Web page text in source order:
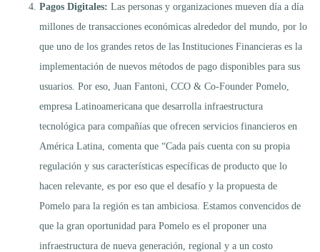
Pagos Digitales: Las personas y organizaciones mueven día a día
millones de transacciones económicas alrededor del mundo, por lo
que uno de los grandes retos de las Instituciones Financieras es la
implementación de nuevos métodos de pago disponibles para sus
usuarios. Por eso, Juan Fantoni, CCO & Co-Founder Pomelo,
empresa Latinoamericana que desarrolla infraestructura
tecnológica para compañías que ofrecen servicios financieros en
América Latina, comenta que “Cada país cuenta con su propia
regulación y sus características específicas de producto que lo
hacen relevante, es por eso que el desafío y la propuesta de
Pomelo para la región es tan ambiciosa. Estamos convencidos de
que la gran oportunidad para Pomelo es el proponer una
infraestructura de nueva generación, regional y a un costo